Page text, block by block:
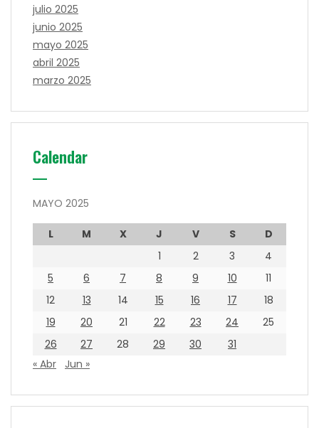
julio 2025
junio 2025
mayo 2025
abril 2025
marzo 2025
Calendar
MAYO 2025
L M X J V S
D
1
2 3
4
5
6 7 8 9 10
11
12
13 14 15 16 17
18
19
20 21 22 23 24
25
26
27 28 29 30
31
« Abr
Jun »